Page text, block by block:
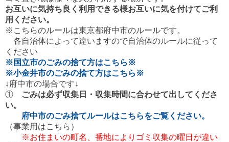
お互いに気持ち良く利用できる様お互いに気を付けてご利
用ください。
※こちらのルールは東京都府中市のルールです。
各自治体によって違いますので自治体のルールに従って
ください
※国立市のごみの捨て方はこちら※
※小金井市のごみの捨て方はこちら※
↓府中市の場合です↓
①
ごみは必ず収集日・収集時間に合わせて出してくださ
い。
府中市のごみ捨てルールはこちらをご覧ください。
（事業用はこちら）
※お住まいの町名、番地によりゴミ収集の曜日が違い